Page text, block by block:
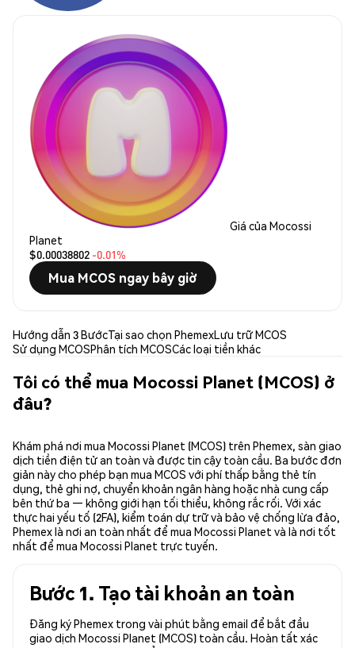
Giá của Mocossi
Planet
$0.00038802 -0.01%
Mua MCOS ngay bây giờ
Hướng dẫn 3 BướcTại sao chọn PhemexLưu trữ MCOS
Sử dụng MCOSPhân tích MCOSCác loại tiền khác
Tôi có thể mua Mocossi Planet (MCOS) ở
đâu?
Khám phá nơi mua Mocossi Planet (MCOS) trên Phemex, sàn giao
dịch tiền điện tử an toàn và được tin cậy toàn cầu. Ba bước đơn
giản này cho phép bạn mua MCOS với phí thấp bằng thẻ tín
dụng, thẻ ghi nợ, chuyển khoản ngân hàng hoặc nhà cung cấp
bên thứ ba — không giới hạn tối thiểu, không rắc rối. Với xác
thực hai yếu tố (2FA), kiểm toán dự trữ và bảo vệ chống lừa đảo,
Phemex là nơi an toàn nhất để mua Mocossi Planet và là nơi tốt
nhất để mua Mocossi Planet trực tuyến.
Bước 1. Tạo tài khoản an toàn
Đăng ký Phemex trong vài phút bằng email để bắt đầu
giao dịch Mocossi Planet (MCOS) toàn cầu. Hoàn tất xác